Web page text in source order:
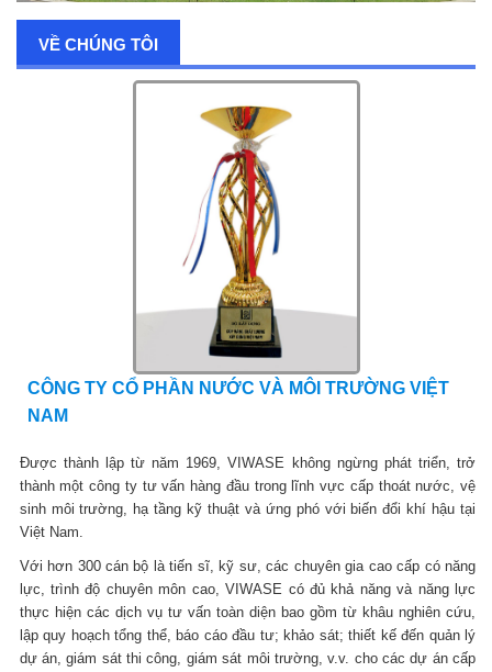
VỀ CHÚNG TÔI
CÔNG TY CỔ PHẦN NƯỚC VÀ MÔI TRƯỜNG VIỆT
NAM
Được thành lập từ năm 1969, VIWASE không ngừng phát triển, trở
thành một công ty tư vấn hàng đầu trong lĩnh vực cấp thoát nước, vệ
sinh môi trường, hạ tầng kỹ thuật và ứng phó với biến đổi khí hậu tại
Việt Nam.
Với hơn 300 cán bộ là tiến sĩ, kỹ sư, các chuyên gia cao cấp có năng
lực, trình độ chuyên môn cao, VIWASE có đủ khả năng và năng lực
thực hiện các dịch vụ tư vấn toàn diện bao gồm từ khâu nghiên cứu,
lập quy hoạch tổng thể, báo cáo đầu tư; khảo sát; thiết kế đến quản lý
dự án, giám sát thi công, giám sát môi trường, v.v. cho các dự án cấp